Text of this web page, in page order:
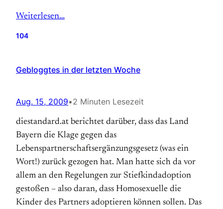
Weiterlesen…
104
Gebloggtes in der letzten Woche
Aug. 15, 2009•2 Minuten Lesezeit
diestandard.at berichtet darüber, dass das Land
Bayern die Klage gegen das
Lebenspartnerschaftsergänzungsgesetz (was ein
Wort!) zurück gezogen hat. Man hatte sich da vor
allem an den Regelungen zur Stiefkindadoption
gestoßen – also daran, dass Homosexuelle die
Kinder des Partners adoptieren können sollen. Das